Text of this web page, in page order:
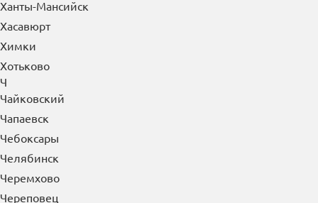
Ханты-Мансийск
Хасавюрт
Химки
Хотьково
Ч
Чайковский
Чапаевск
Чебоксары
Челябинск
Черемхово
Череповец